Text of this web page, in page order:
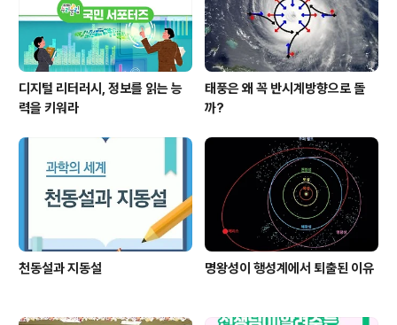
디지털 리터러시, 정보를 읽는 능
력을 키워라
태풍은 왜 꼭 반시계방향으로 돌
까?
천동설과 지동설 명왕성이 행성계에서 퇴출된 이유